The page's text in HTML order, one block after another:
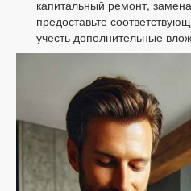
капитальный ремонт,
предоставьте
учесть дополнительные